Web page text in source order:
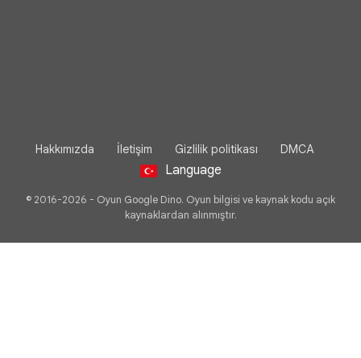
Hakkımızda İletişim Gizlilik politikası DMCA
Language
© 2016-2026 - Oyun Google Dino. Oyun bilgisi ve kaynak kodu açık
kaynaklardan alınmıştır.